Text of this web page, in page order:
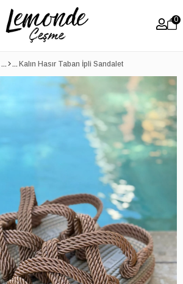
0
Kalın Hasır Taban İpli Sandalet